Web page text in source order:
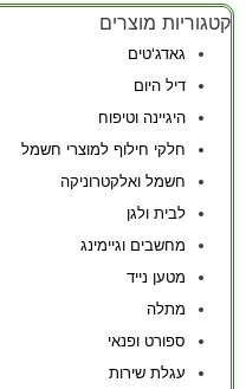
קטגוריות מוצרים
גאדג'טים
דיל היום
היגיינה וטיפוח
חלקי חילוף למוצרי חשמל
חשמל ואלקטרוניקה
לבית ולגן
מחשבים וגיימינג
מטען נייד
מתלה
ספורט ופנאי
עגלת שירות